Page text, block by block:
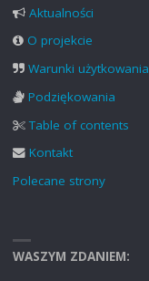
Aktualności
O projekcie
Warunki użytkowania
Podziękowania
Table of contents
Kontakt
Polecane strony
WASZYM ZDANIEM: